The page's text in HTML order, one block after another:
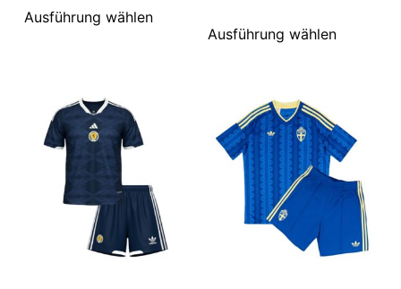
Ausführung wählen
Ausführung wählen